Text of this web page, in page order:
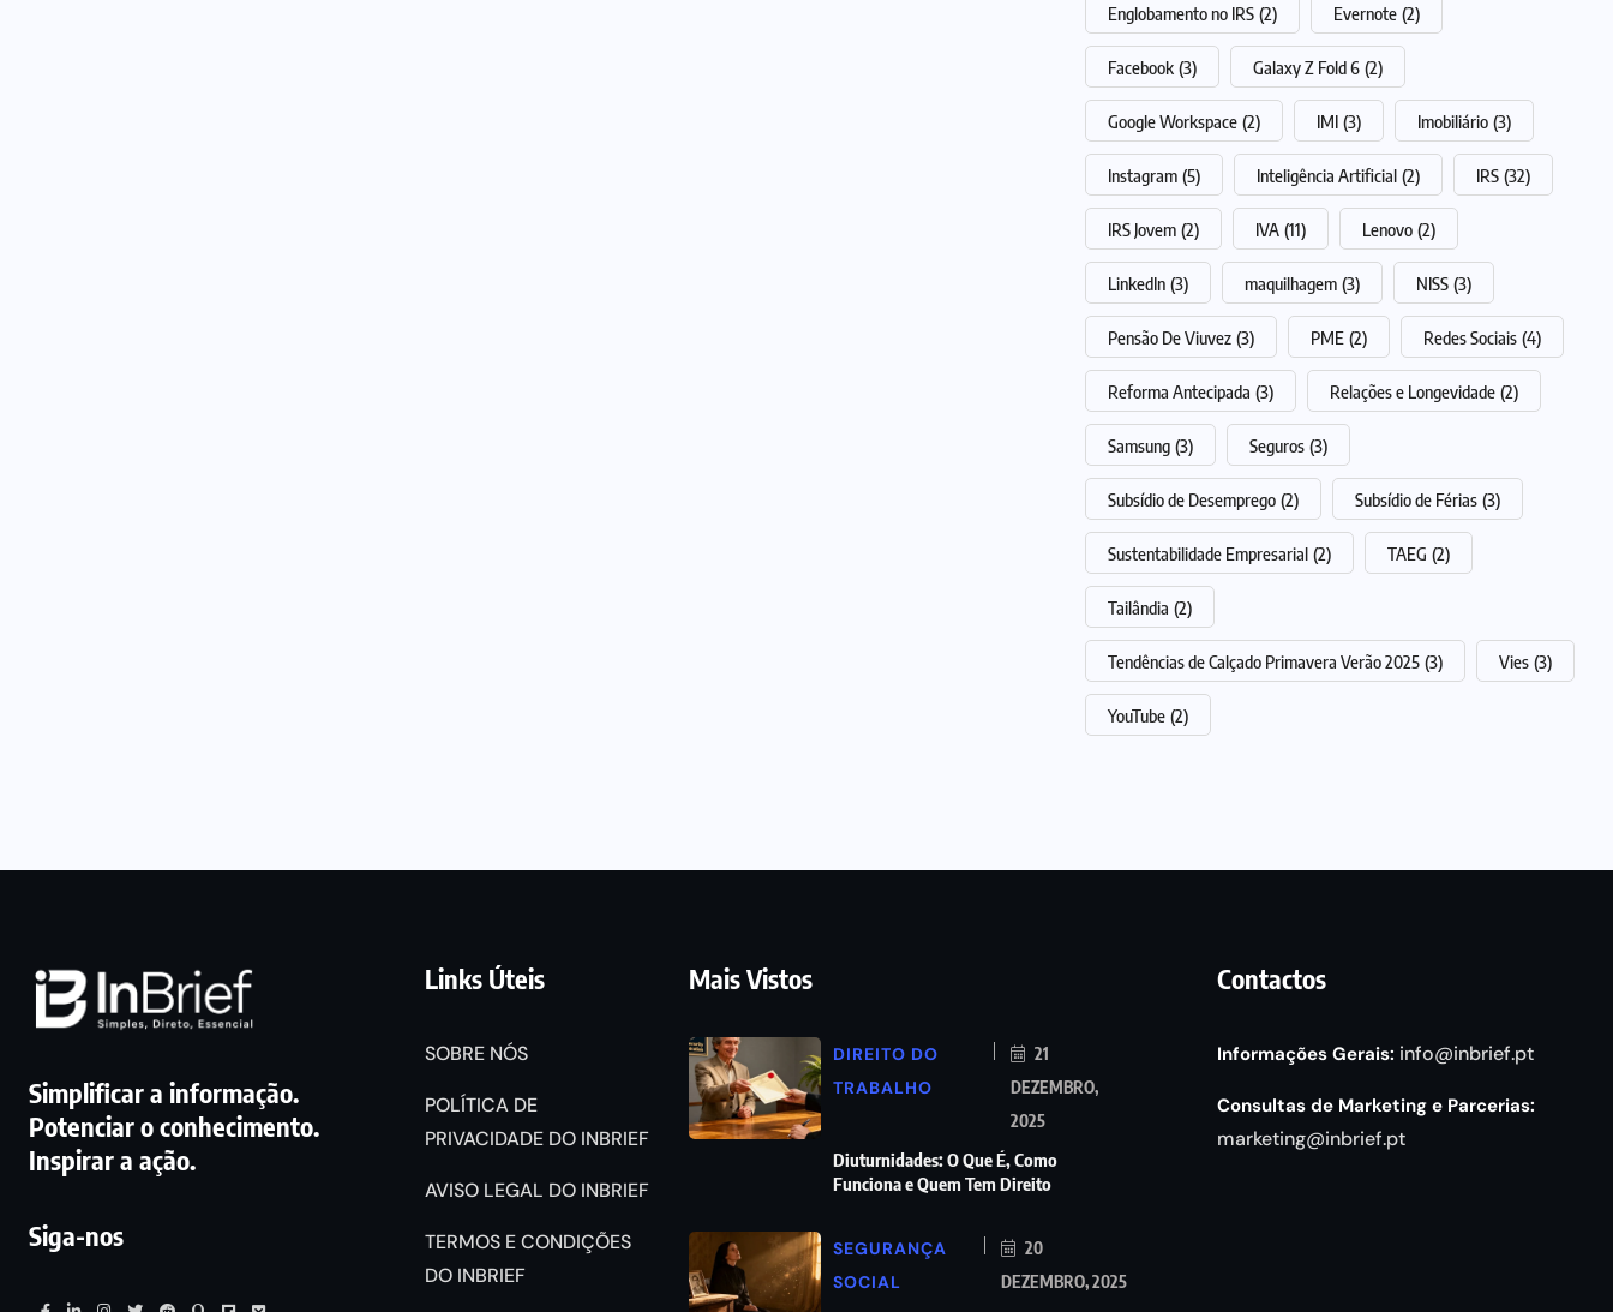
Englobamento no IRS (2) Evernote (2)
Facebook (3) Galaxy Z Fold 6 (2)
Google Workspace (2) IMI (3) Imobiliário (3)
Instagram (5) Inteligência Artificial (2) IRS (32)
IRS Jovem (2) IVA (11) Lenovo (2)
LinkedIn (3) maquilhagem (3) NISS (3)
Pensão De Viuvez (3) PME (2) Redes Sociais (4)
Reforma Antecipada (3) Relações e Longevidade (2)
Samsung (3) Seguros (3)
Subsídio de Desemprego (2) Subsídio de Férias (3)
Sustentabilidade Empresarial (2) TAEG (2)
Tailândia (2)
Tendências de Calçado Primavera Verão 2025 (3) Vies (3)
YouTube (2)
Simplificar a informação.
Potenciar o conhecimento.
Inspirar a ação.
Siga-nos
Links Úteis
SOBRE NÓS
POLÍTICA DE
PRIVACIDADE DO INBRIEF
AVISO LEGAL DO INBRIEF
TERMOS E CONDIÇÕES
DO INBRIEF
Mais Vistos
DIREITO DO
TRABALHO
21
DEZEMBRO,
2025
Diuturnidades: O Que É, Como
Funciona e Quem Tem Direito
SEGURANÇA
SOCIAL
20
DEZEMBRO, 2025
Contactos
Informações Gerais: info@inbrief.pt
Consultas de Marketing e Parcerias:
marketing@inbrief.pt